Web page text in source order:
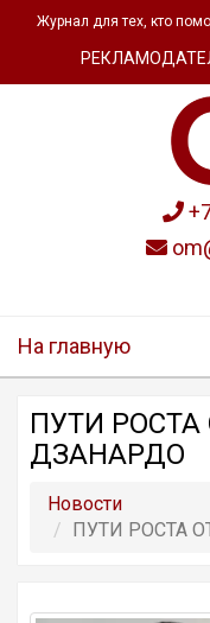
Журнал для тех, кто
На главную
ПУТИ
ДЗАНАРДО
Новости
ПУТИ РОСТА